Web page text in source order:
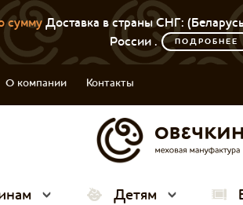
суммуДоставка в страны СНГ:
России .
ПОДРОБНЕЕ
О компании Контакты
Детям